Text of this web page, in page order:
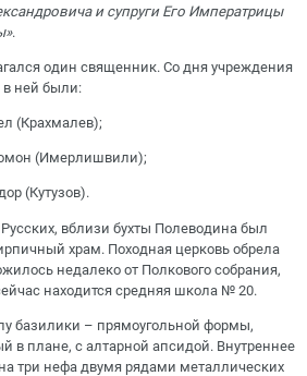
и супруги Его Императрицы
.
один священник. Со дня учреждения
в ней были:
(Крахмалев);
(Имерлишвили);
(Кутузов).
вблизи бухты Полеводина был
храм. Походная церковь обрела
недалеко от Полкового собрания,
находится средняя школа № 20.
базилики – прямоугольной формы,
в плане, с алтарной апсидой. Внутреннее
три нефа двумя рядами металлических